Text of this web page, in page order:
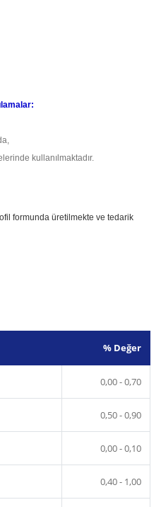
kullanılmaktadır.
formunda üretilmekte ve tedarik
% Değer
0,00 - 0,70
0,50 - 0,90
0,00 - 0,10
0,40 - 1,00